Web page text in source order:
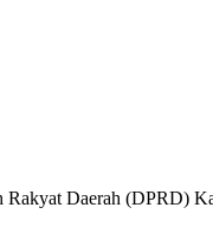
Daerah (DPRD)